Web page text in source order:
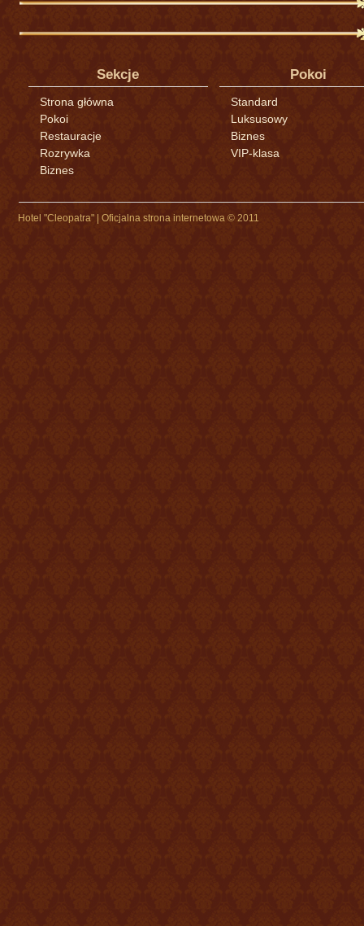
Sekcje
Strona główna
Pokoi
Restauracje
Rozrywka
Biznes
Pokoi
Standard
Luksusowy
Biznes
VIP-klasa
Hotel "Cleopatra" | Oficjalna strona internetowa © 2011